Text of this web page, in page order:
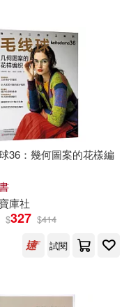
(3)
家組
36：幾何圖案的花樣編
庫社
$327 $414
試閱